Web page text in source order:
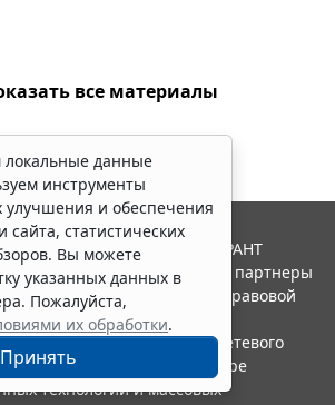
все материалы
данные
инструменты
улучшения и обеспечения
сайта, статистических
Вы можете
указанных данных в
Пожалуйста,
их обработки.
Принять
СЕРВИС", 2026. Система ГАРАНТ
года. Компания "Гарант" и ее партнеры
Российской ассоциации правовой
в качестве сетевого
службой по надзору в сфере
технологий и массовых